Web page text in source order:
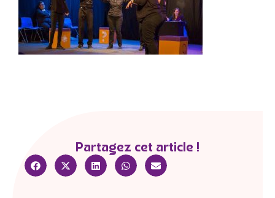
Partagez cet article !